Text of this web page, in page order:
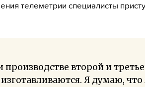
телеметрии специалисты
производстве второй и
Я думаю, что